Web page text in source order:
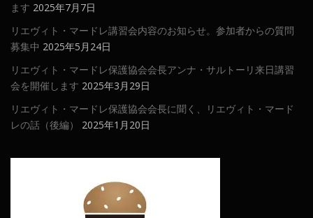
ます 2025年7月7日
リエヴィト・マードレ講習会内容のお知らせ。参加者からの質問
募集中 2025年5月24日
リエヴィト・マードレ保護協会会長アンナ・サルトーリ来日講習
会を開催します 2025年3月29日
リエヴィト・マードレ保護協会会長に聞く、リエヴィト・マード
レの話（後編）
2025年1月20日